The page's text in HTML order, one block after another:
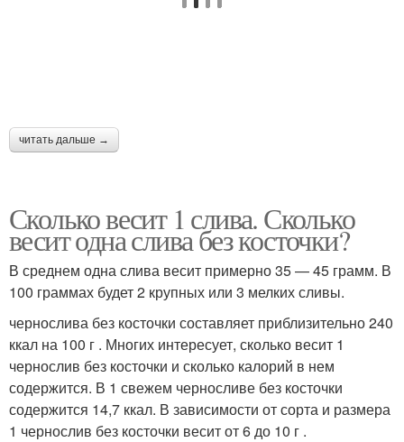
читать дальше →
Сколько весит 1 слива. Сколько
весит одна слива без косточки?
В среднем одна слива весит примерно 35 — 45 грамм. В
100 граммах будет 2 крупных или 3 мелких сливы.
чернослива без косточки составляет приблизительно 240
ккал на 100 г . Многих интересует, сколько весит 1
чернослив без косточки и сколько калорий в нем
содержится. В 1 свежем черносливе без косточки
содержится 14,7 ккал. В зависимости от сорта и размера
1 чернослив без косточки весит от 6 до 10 г .